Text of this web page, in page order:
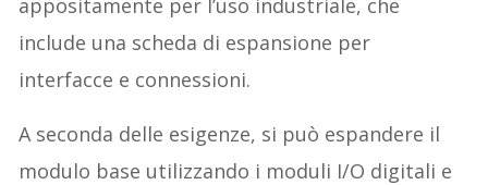
include una scheda di espansione per
interfacce e connessioni.
A seconda delle esigenze, si può espandere il
modulo base utilizzando i moduli I/O digitali e